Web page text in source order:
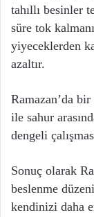
tahıllı besinler
süre tok
yiyeceklerden
azaltır.
Ramazan’da
ile sahur
dengeli
Sonuç olarak
beslenme
kendinizi daha